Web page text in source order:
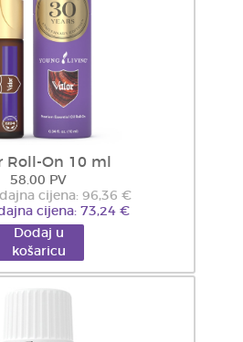
Roll-On 10 ml
58.00 PV
cijena: 96,36 €
cijena: 73,24 €
Dodaj u
košaricu